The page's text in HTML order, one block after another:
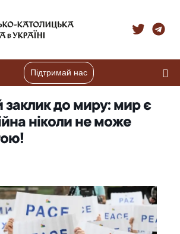
Підтримай нас
заклик до миру: мир є
ніколи не може